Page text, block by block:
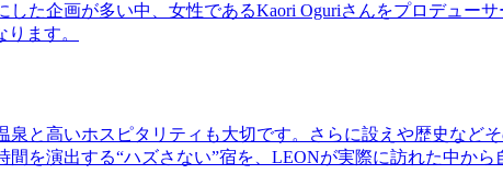
た企画が多い中、女性であるKaori Oguriさんをプロデュー
ます。
と高いホスピタリティも大切です。さらに設えや歴史など
を演出する“ハズさない”宿を、LEONが実際に訪れた中から